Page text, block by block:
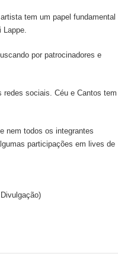
tem um papel fundamental
por patrocinadores e
redes sociais. Céu e Cantos tem
nem todos os integrantes
participações em lives de